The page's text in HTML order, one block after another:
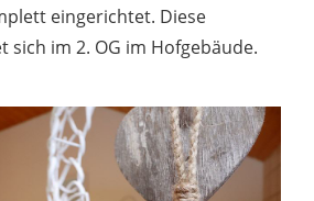
eingerichtet. Diese
sich im 2. OG im Hofgebäude.